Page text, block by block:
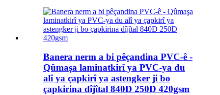
Banera nerm a bi pêçandina PVC-ê -
Qûmaşa laminatkirî ya PVC-ya du
alî ya çapkirî ya astengker ji bo
çapkirina dîjîtal 840D 250D 420gsm